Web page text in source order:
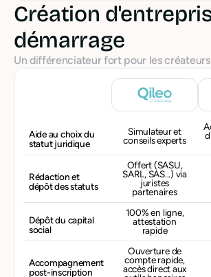
Création
démarrage
Un différenciateur fort pour les
Aide au choix du
statut juridique
Simulateur et
conseils experts
Rédaction et
dépôt des statuts
Offert (SASU,
SARL, SAS...) via
juristes
partenaires
Dépôt du capital
social
100% en ligne,
attestation
rapide
Accompagnement
post-inscription
Ouverture de
compte rapide,
accès direct aux